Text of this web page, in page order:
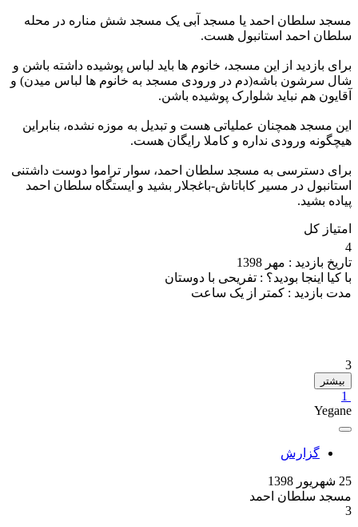
مسجد سلطان احمد یا مسجد آبی یک مسجد شش مناره در محله
سلطان احمد استانبول هست.
برای بازدید از این مسجد، خانوم ها باید لباس پوشیده داشته باشن و
شال سرشون باشه(دم در ورودی مسجد به خانوم ها لباس میدن) و
آقایون هم نباید شلوارک پوشیده باشن.
این مسجد همچنان عملیاتی هست و تبدیل به موزه نشده، بنابراین
هیچگونه ورودی نداره و کاملا رایگان هست.
برای دسترسی به مسجد سلطان احمد، سوار تراموا دوست داشتنی
استانبول در مسیر کاباتاش-باغجلار بشید و ایستگاه سلطان احمد
پیاده بشید.
امتیاز کل
4
تاریخ بازدید : مهر 1398
با کیا اینجا بودید؟ : تفریحی با دوستان
مدت بازدید : کمتر از یک ساعت
3
بیشتر
1
Yegane
گزارش
25 شهریور 1398
مسجد سلطان احمد
3